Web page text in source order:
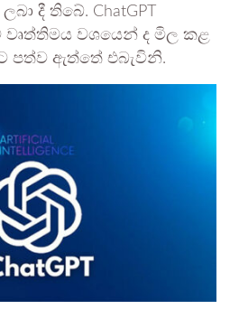
දී තිබේ. ChatGPT
වශයෙන් ද මිල කළ
පත්ව ඇත්තේ එබැවිනි.